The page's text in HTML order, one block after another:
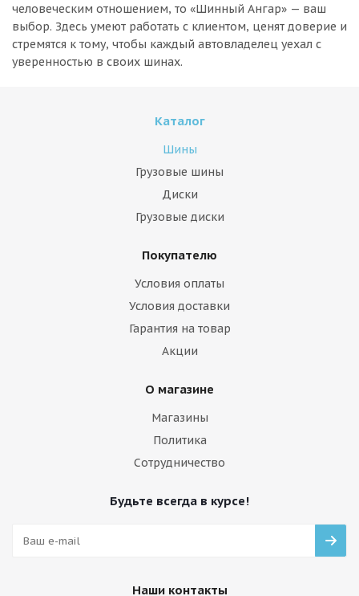
человеческим отношением, то «Шинный Ангар» — ваш
выбор. Здесь умеют работать с клиентом, ценят доверие и
стремятся к тому, чтобы каждый автовладелец уехал с
уверенностью в своих шинах.
Каталог
Шины
Грузовые шины
Диски
Грузовые диски
Покупателю
Условия оплаты
Условия доставки
Гарантия на товар
Акции
О магазине
Магазины
Политика
Сотрудничество
Будьте всегда в курсе!
Наши контакты